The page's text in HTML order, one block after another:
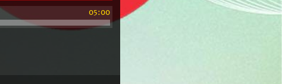
05:00